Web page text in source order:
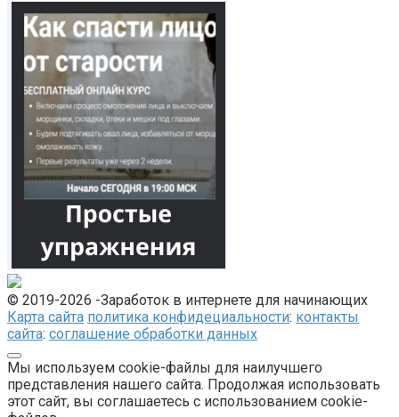
© 2019-2026 -Заработок в интернете для начинающих
Карта сайта политика конфидециальности: контакты
сайта: соглашение обработки данных
Мы используем cookie-файлы для наилучшего
представления нашего сайта. Продолжая использовать
этот сайт, вы соглашаетесь с использованием cookie-